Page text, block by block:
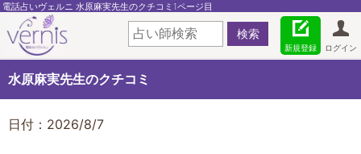
電話占いヴェルニ 水原麻実先生のクチコミ1ページ目
ログイン
新規登録
水原麻実先生のクチコミ
日付：2026/8/7